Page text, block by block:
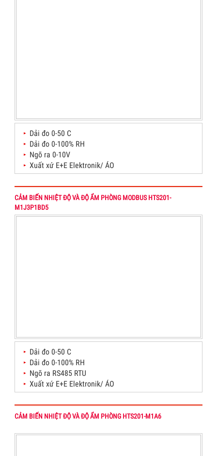
Dải đo 0-50 C
Dải đo 0-100% RH
Ngõ ra 0-10V
Xuất xứ E+E Elektronik/ ÁO
CẢM BIẾN NHIỆT ĐỘ VÀ ĐỘ ẨM PHÒNG MODBUS HTS201-
M1J3P1BD5
Dải đo 0-50 C
Dải đo 0-100% RH
Ngõ ra RS485 RTU
Xuất xứ E+E Elektronik/ ÁO
CẢM BIẾN NHIỆT ĐỘ VÀ ĐỘ ẨM PHÒNG HTS201-M1A6